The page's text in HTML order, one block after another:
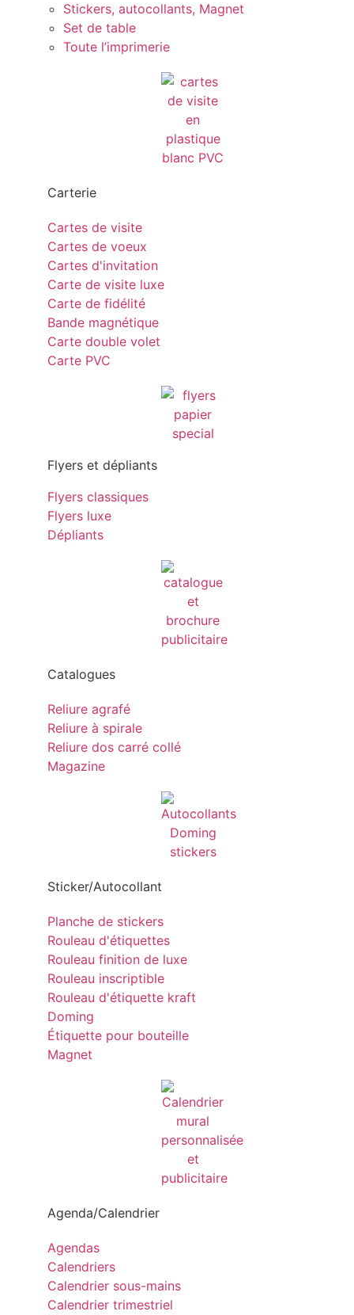
Stickers, autocollants, Magnet
Set de table
Toute l’imprimerie
Carterie
Cartes de visite
Cartes de voeux
Cartes d'invitation
Carte de visite luxe
Carte de fidélité
Bande magnétique
Carte double volet
Carte PVC
Flyers et dépliants
Flyers classiques
Flyers luxe
Dépliants
Catalogues
Reliure agrafé
Reliure à spirale
Reliure dos carré collé
Magazine
Sticker/Autocollant
Planche de stickers
Rouleau d'étiquettes
Rouleau finition de luxe
Rouleau inscriptible
Rouleau d'étiquette kraft
Doming
Étiquette pour bouteille
Magnet
Agenda/Calendrier
Agendas
Calendriers
Calendrier sous-mains
Calendrier trimestriel